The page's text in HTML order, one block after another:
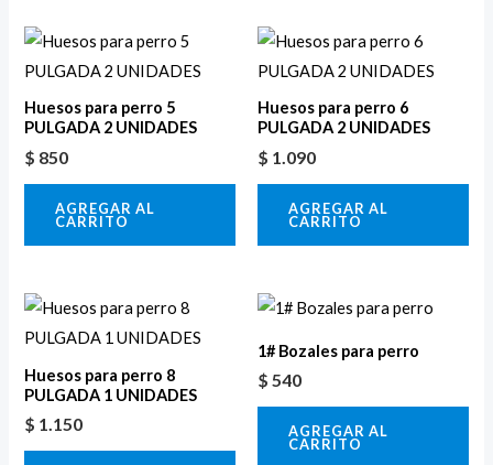
Huesos para perro 5
PULGADA 2 UNIDADES
$ 850
AGREGAR AL
CARRITO
Huesos para perro 6
PULGADA 2 UNIDADES
$ 1.090
AGREGAR AL
CARRITO
Huesos para perro 8
PULGADA 1 UNIDADES
$ 1.150
1# Bozales para perro
$ 540
AGREGAR AL
CARRITO